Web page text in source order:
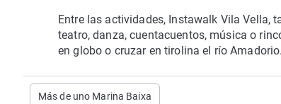
Entre las actividades, Instawalk Vila Vella,
teatro, danza, cuentacuentos, música o
en globo o cruzar en tirolina el río
Más de uno Marina Baixa